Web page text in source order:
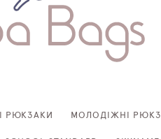
РЮКЗАКИ МОЛОДІЖНІ